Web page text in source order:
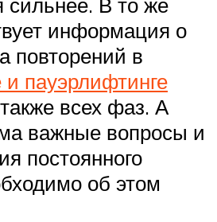
информация о
повторений в
пауэрлифтинге
всех фаз. А
важные вопросы и
постоянного
об этом